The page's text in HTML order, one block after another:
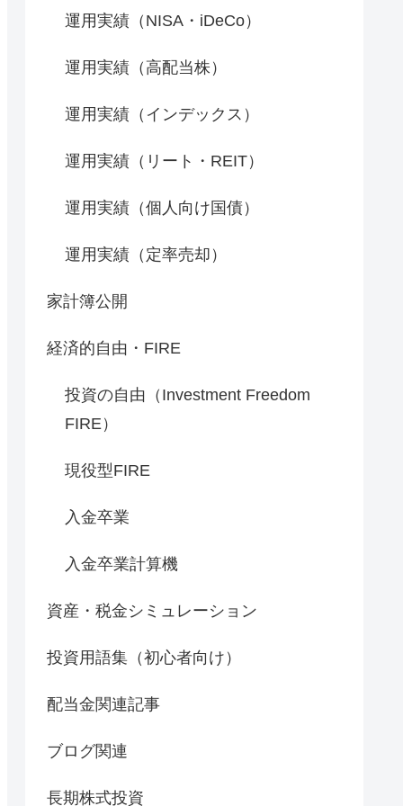
運用実績（NISA・iDeCo）
運用実績（高配当株）
運用実績（インデックス）
運用実績（リート・REIT）
運用実績（個人向け国債）
運用実績（定率売却）
家計簿公開
経済的自由・FIRE
投資の自由（Investment Freedom
FIRE）
現役型FIRE
入金卒業
入金卒業計算機
資産・税金シミュレーション
投資用語集（初心者向け）
配当金関連記事
ブログ関連
長期株式投資